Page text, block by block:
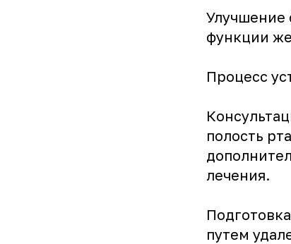
Улучшение
функции
Процесс
полость
лечения.
путем